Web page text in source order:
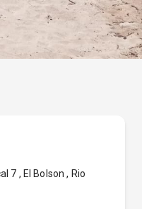
7 , El Bolson , Rio